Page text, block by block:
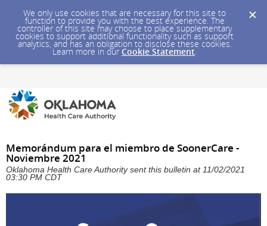
We only use cookies that are necessary for this site to
function to provide you with the best experience. The
controller of this site may choose to place supplementary
cookies to support additional functionality such as support
analytics, and has an obligation to disclose these cookies.
Learn more in our Cookie Statement.
Memorándum para el miembro de SoonerCare -
Noviembre 2021
Oklahoma Health Care Authority sent this bulletin at 11/02/2021
03:30 PM CDT